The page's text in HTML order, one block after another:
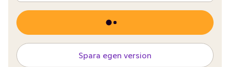
Spara egen version